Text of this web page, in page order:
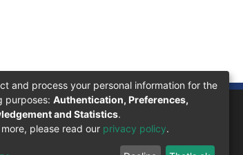
and process your personal information for the
purposes: Authentication, Preferences,
and Statistics.
please read our privacy policy.